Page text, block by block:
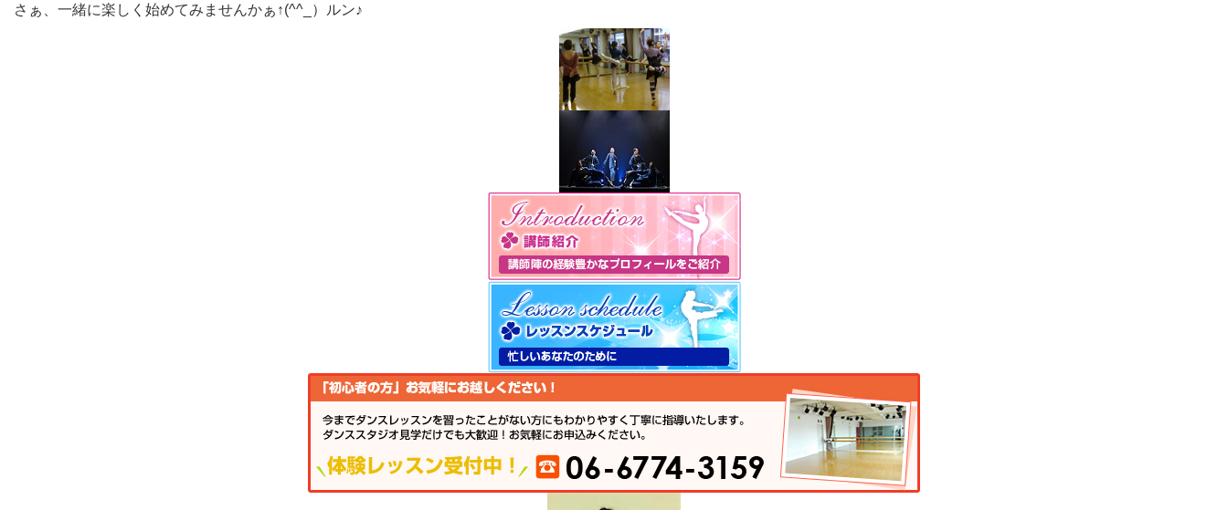
さぁ、一緒に楽しく始めてみませんかぁ↑(^^_）ルン♪